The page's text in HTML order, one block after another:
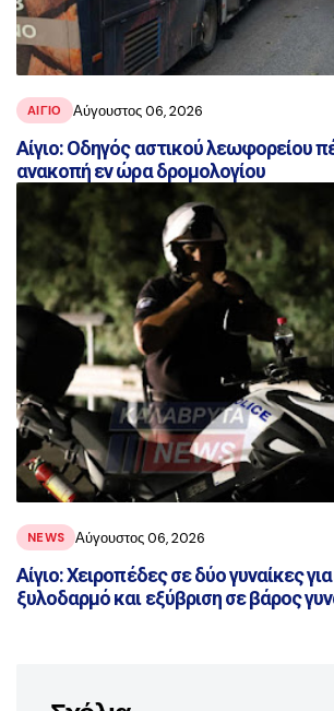
ΑΙΓΙΟ Αύγουστος 06, 2026
Αίγιο: Οδηγός αστικού λεωφορείου
ανακοπή εν ώρα δρομολογίου
NEWS Αύγουστος 06, 2026
Αίγιο: Χειροπέδες σε δύο γυναίκες
ξυλοδαρμό και εξύβριση σε βάρος